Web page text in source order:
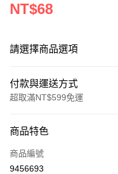
NT$68
請選擇商品選項
付款與運送方式
超取滿NT$599免運
信用卡一次付款
超商取貨付款
商品特色
商品編號
9456693